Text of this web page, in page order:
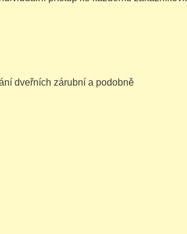
dveřních zárubní a podobně